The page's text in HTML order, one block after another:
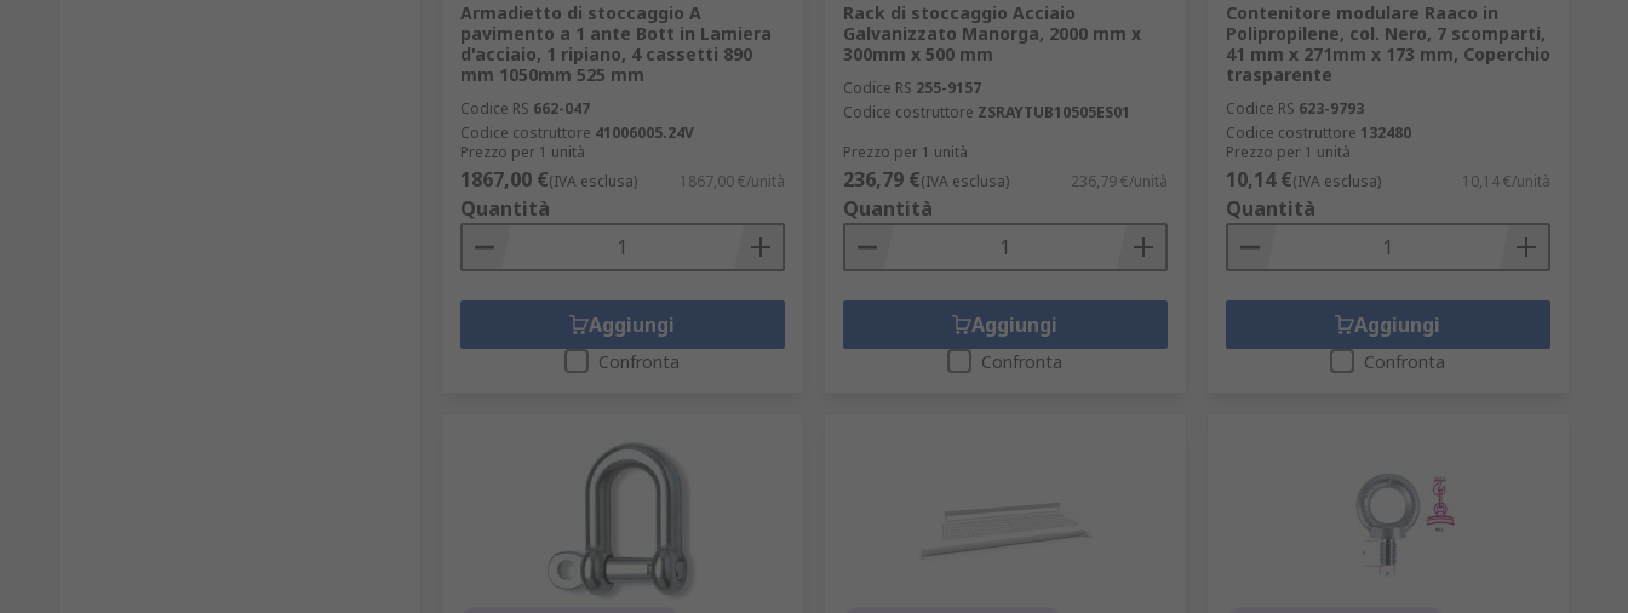
Armadietto di stoccaggio A
pavimento a 1 ante Bott in Lamiera
d'acciaio, 1 ripiano, 4 cassetti 890
mm 1050mm 525 mm
Codice RS 662-047
Codice costruttore 41006005.24V
Prezzo per 1 unità
1867,00 €(IVA esclusa) 1867,00 €/unità
Quantità
Aggiungi
Confronta
Rack di stoccaggio Acciaio
Galvanizzato Manorga, 2000 mm x
300mm x 500 mm
Codice RS 255-9157
Codice costruttore ZSRAYTUB10505ES01
Prezzo per 1 unità
236,79 €(IVA esclusa) 236,79 €/unità
Quantità
Aggiungi
Confronta
Contenitore modulare Raaco in
Polipropilene, col. Nero, 7 scomparti,
41 mm x 271mm x 173 mm, Coperchio
trasparente
Codice RS 623-9793
Codice costruttore 132480
Prezzo per 1 unità
10,14 €(IVA esclusa) 10,14 €/unità
Quantità
Aggiungi
Confronta